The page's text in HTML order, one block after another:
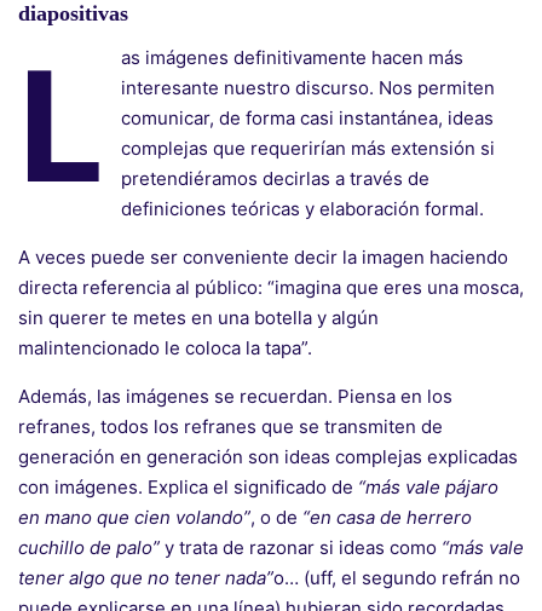
diapositivas
L
as imágenes definitivamente hacen más
interesante nuestro discurso. Nos permiten
comunicar, de forma casi instantánea, ideas
complejas que requerirían más extensión si
pretendiéramos decirlas a través de
definiciones teóricas y elaboración formal.
A veces puede ser conveniente decir la imagen haciendo
directa referencia al público: “imagina que eres una mosca,
sin querer te metes en una botella y algún
malintencionado le coloca la tapa”.
Además, las imágenes se recuerdan. Piensa en los
refranes, todos los refranes que se transmiten de
generación en generación son ideas complejas explicadas
con imágenes. Explica el significado de “más vale pájaro
en mano que cien volando”, o de “en casa de herrero
cuchillo de palo” y trata de razonar si ideas como “más vale
tener algo que no tener nada”o… (uff, el segundo refrán no